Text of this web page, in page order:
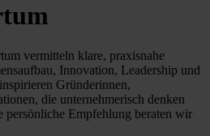
vermitteln klare, praxisnahe
Innovation, Leadership und
Gründerinnen,
die unternehmerisch denken
persönliche Empfehlung beraten wir